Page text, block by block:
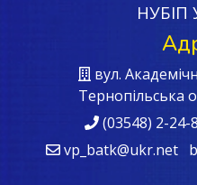
НУБІП
вул.
Тернопільська
(03548) 2-24-
vp_batk@ukr.net